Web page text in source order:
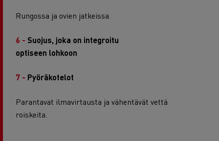
Rungossa ja ovien jatkeissa.
6 - Suojus, joka on integroitu
optiseen lohkoon
7 - Pyöräkotelot
Parantavat ilmavirtausta ja vähentävät vettä
roiskeita.